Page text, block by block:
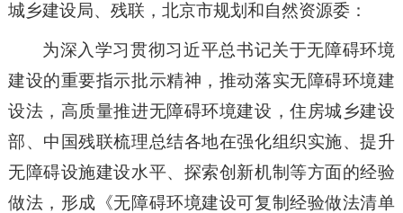
城乡建设局、残联，北京市规划和自然资源委：
为深入学习贯彻习近平总书记关于无障碍环境
建设的重要指示批示精神，推动落实无障碍环境建
设法，高质量推进无障碍环境建设，住房城乡建设
部、中国残联梳理总结各地在强化组织实施、提升
无障碍设施建设水平、探索创新机制等方面的经验
做法，形成《无障碍环境建设可复制经验做法清单